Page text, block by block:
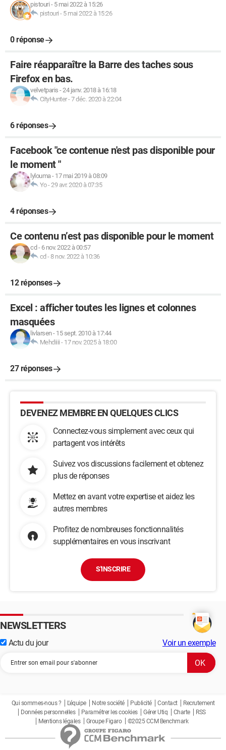
pistouri - 5 mai 2022 à 15:26
pistouri - 5 mai 2022 à 15:26
0 réponse
Faire réapparaître la Barre des taches sous
Firefox en bas.
velvetparis -24 janv. 2018 à 16:18
CityHunter-7 déc. 2020 à 22:04
6 réponses
Facebook "ce contenue n'est pas disponible pour
le moment "
lylouma- 17 mai 2019 à 08:09
Yo-29 avr. 2020 à 07:35
4 réponses
Ce contenu n’est pas disponible pour le moment
cd - 6 nov. 2022 à 00:57
cd - 8 nov. 2022 à 10:36
12 réponses
Excel : afficher toutes les lignes et colonnes
masquées
livlarsen- 15 sept. 2010 à 17:44
Mehdiiii - 17 nov. 2025 à 18:00
27 réponses
DEVENEZ MEMBRE EN QUELQUES CLICS
Connectez-vous simplement avec ceux qui
partagent vos intérêts
Suivez vos discussions facilement et obtenez
plus de réponses
Mettez en avant votre expertise et aidez les
autres membres
Profitez de nombreuses fonctionnalités
supplémentaires en vous inscrivant
S'INSCRIRE
NEWSLETTERS
Actu du jour Voir un exemple
Qui sommes-nous ? L'équipe Notre société Publicité Contact
Recrutement
Données personnelles
Paramétrer les cookies Gérer Utiq Charte
RSS
Mentions légales
Groupe Figaro ©2025 CCM Benchmark